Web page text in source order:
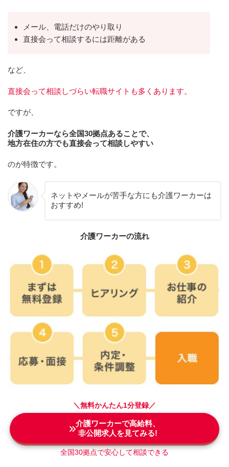
メール、電話だけのやり取り
直接会って相談するには距離がある
など、
直接会って相談しづらい転職サイトも多くあります。
ですが、
介護ワーカーなら全国30拠点あることで、
地方在住の方でも直接会って相談しやすい
のが特徴です。
ネットやメールが苦手な方にも介護ワーカーは
おすすめ!
介護ワーカーの流れ
＼無料かんたん1分登録／
介護ワーカーで高給料、
非公開求人を見てみる!
全国30拠点で安心して相談できる